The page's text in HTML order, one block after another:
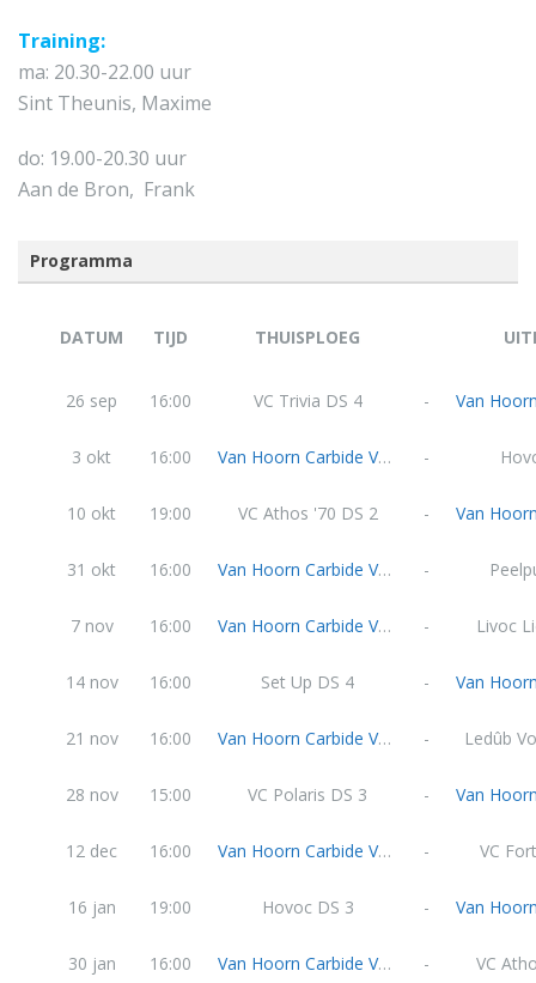
Training:
ma: 20.30-22.00 uur
Sint Theunis, Maxime
do: 19.00-20.30 uur
Aan de Bron, Frank
Programma
DATUM TIJD THUISPLOEG
26 sep 16:00 VC Trivia DS 4 -
3 okt 16:00 Van Hoorn Carbide VC Weert DS 3 -
10 okt 19:00 VC Athos '70 DS 2 -
31 okt 16:00 Van Hoorn Carbide VC Weert DS 3 -
7 nov 16:00 Van Hoorn Carbide VC Weert DS 3 - Livoc
14 nov 16:00 Set Up DS 4 -
21 nov 16:00 Van Hoorn Carbide VC Weert DS 3 - Ledûb
28 nov 15:00 VC Polaris DS 3 -
12 dec 16:00 Van Hoorn Carbide VC Weert DS 3 - VC
16 jan 19:00 Hovoc DS 3 -
30 jan 16:00 Van Hoorn Carbide VC Weert DS 3 - VC